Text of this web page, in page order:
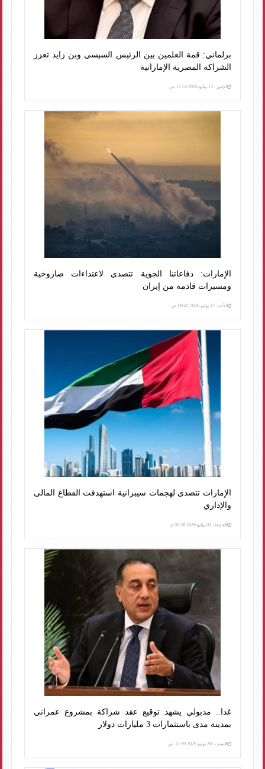
برلماني: قمة العلمين بين الرئيس السيسي وبن زايد تعزز
الشراكة المصرية الإماراتية
الإثنين، 13 يوليو 2026 11:53 ص
الإمارات: دفاعاتنا الجوية تتصدى لاعتداءات صاروخية
ومسيرات قادمة من إيران
الأحد، 12 يوليو 2026 09:42 ص
الإمارات تتصدى لهجمات سيبرانية استهدفت القطاع المالى
والإداري
الجمعة، 03 يوليو 2026 01:38 م
غدا.. مدبولي يشهد توقيع عقد شراكة بمشروع عمراني
بمدينة مدى باستثمارات 3 مليارات دولار
السبت، 20 يونيو 2026 11:59 ص